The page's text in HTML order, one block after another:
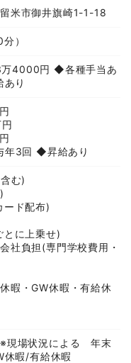
米市御井旗崎1-1-18
）
4000円 ◆各種手当あ
り
円
円
3回 ◆昇給あり
む)
ード配布)
とに上乗せ)
社負担(専門学校費用・
暇・GW休暇・有給休
※現場状況による 年末
休暇/有給休暇